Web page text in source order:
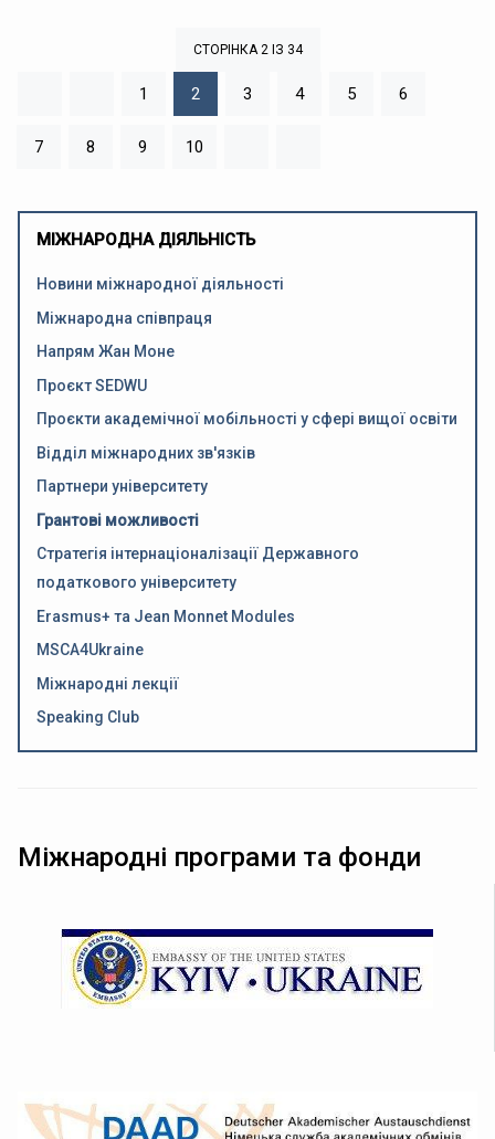
СТОРІНКА 2 ІЗ 34
1 2 3 4 5 6
7 8 9 10
МІЖНАРОДНА ДІЯЛЬНІСТЬ
Новини міжнародної діяльності
Міжнародна співпраця
Напрям Жан Моне
Проєкт SEDWU
Проєкти академічної мобільності у сфері вищої освіти
Відділ міжнародних зв'язків
Партнери університету
Грантові можливості
Стратегія інтернаціоналізації Державного
податкового університету
Erasmus+ та Jean Monnet Modules
MSCA4Ukraine
Міжнародні лекції
Speaking Club
Міжнародні програми та фонди